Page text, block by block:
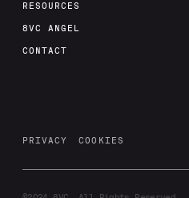
RESOURCES
8VC ANGEL
CONTACT
PRIVACY COOKIES